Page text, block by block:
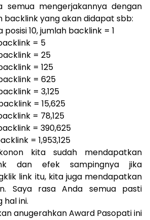
semua mengerjakannya dengan
backlink yang akan didapat sbb:
10, jumlah backlink = 1
= 5
= 25
= 125
= 625
= 3,125
= 15,625
= 78,125
= 390,625
= 1,953,125
kita sudah mendapatkan
dan efek sampingnya jika
link itu, kita juga mendapatkan
Saya rasa Anda semua pasti
ini.
anugerahkan Award Pasopati ini